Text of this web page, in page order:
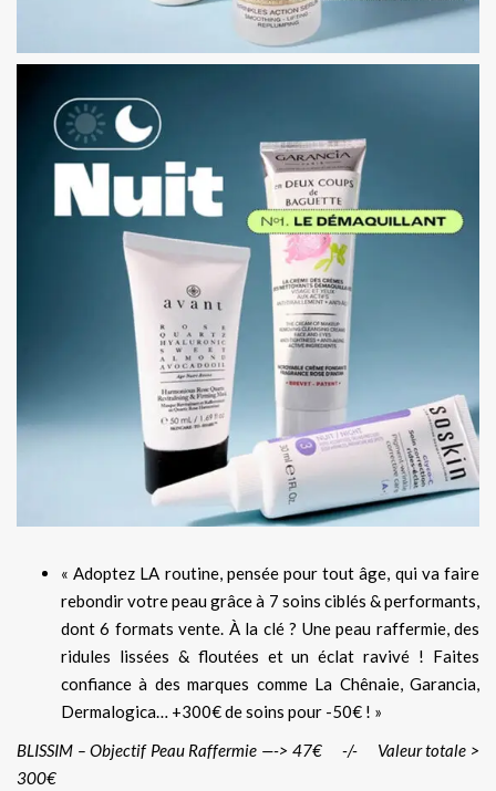
« Adoptez LA routine, pensée pour tout âge, qui va faire
rebondir votre peau grâce à 7 soins ciblés & performants,
dont 6 formats vente. À la clé ? Une peau raffermie, des
ridules lissées & floutées et un éclat ravivé ! Faites
confiance à des marques comme La Chênaie, Garancia,
Dermalogica… +300€ de soins pour -50€ ! »
BLISSIM – Objectif Peau Raffermie —-> 47€ -/- Valeur totale >
300€